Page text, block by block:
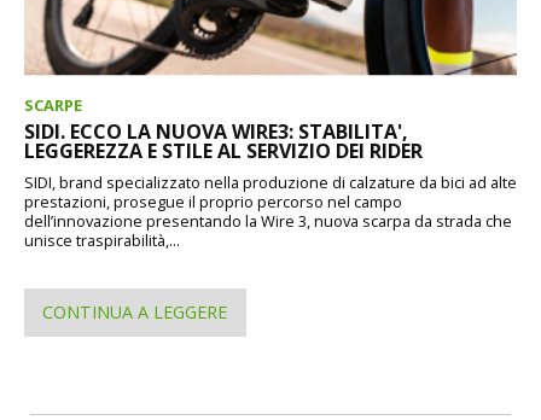
SCARPE
SIDI. ECCO LA NUOVA WIRE3: STABILITA',
LEGGEREZZA E STILE AL SERVIZIO DEI RIDER
SIDI, brand specializzato nella produzione di calzature da bici ad alte
prestazioni, prosegue il proprio percorso nel campo
dell’innovazione presentando la Wire 3, nuova scarpa da strada che
unisce traspirabilità,...
CONTINUA A LEGGERE